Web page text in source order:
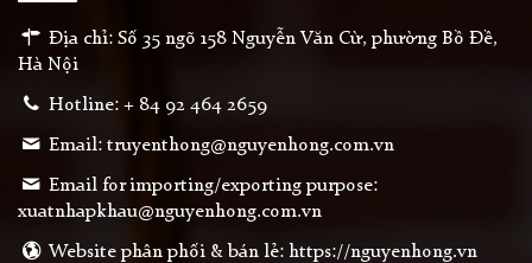
Địa chỉ: Số 35 ngõ 158 Nguyễn Văn Cừ, phường Bồ Đề,
Hà Nội
Hotline: + 84 92 464 2659
Email: truyenthong@nguyenhong.com.vn
Email for importing/exporting purpose:
xuatnhapkhau@nguyenhong.com.vn
Website phân phối & bán lẻ: https://nguyenhong.vn